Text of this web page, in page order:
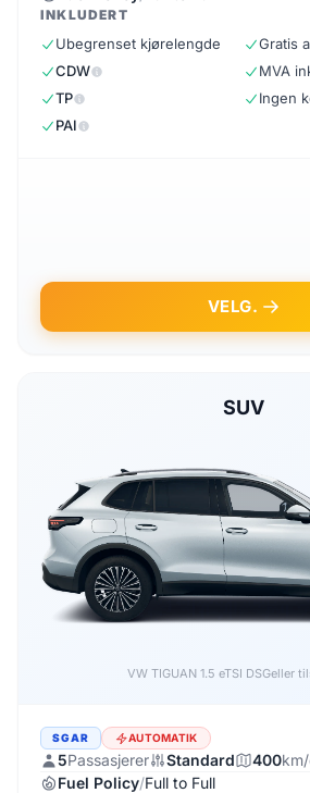
INKLUDERT
Ubegrenset kjørelengde
CDW
TP
PAI
Gratis
MVA
Ingen
VELG.
SUV
Forthing EVO5 1.5 DSGeller
SGAR AUTOMATIK
5Passasjerer Standard 400
Fuel Policy/Full to Full